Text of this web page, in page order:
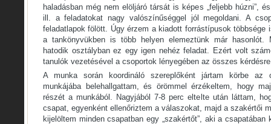
haladásban még nem elöljáró társát is képes „feljebb húzni”,
ill. a feladatokat nagy valószínűséggel jól megoldani. A
feladatlapok fölött. Úgy érzem a kiadott forrástípusok többsége
a tankönyvükben is több helyen elemeztünk már hasonlót.
hatodik osztályban ez egy igen nehéz feladat. Ezért volt
tanulók vezetésével a csoportok lényegében az összes
A munka során koordináló szereplőként jártam körbe az
munkájába belehallgattam, és örömmel érzékeltem, hogy
részét a munkából. Nagyjából 7-8 perc eltelte után láttam,
csapat, egyenként ellenőriztem a válaszokat, majd a szakértői
kijelöltem minden csapatban egy „szakértőt”, aki a csapatában